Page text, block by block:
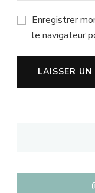
Enregistrer
le navigateur